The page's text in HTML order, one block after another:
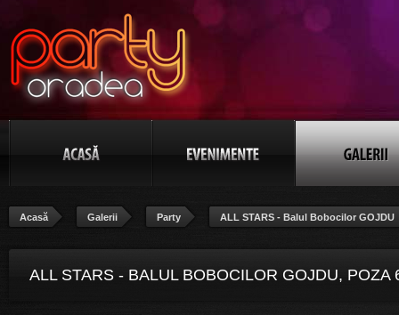
Acasă Galerii Party ALL STARS - Balul Bobocilor GOJDU
ALL STARS - BALUL BOBOCILOR GOJDU, POZA